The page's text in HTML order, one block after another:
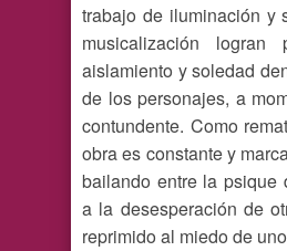
trabajo de iluminación y
musicalización logran
aislamiento y soledad
de los personajes, a
contundente. Como
obra es constante y
bailando entre la psique
a la desesperación de
reprimido al miedo de